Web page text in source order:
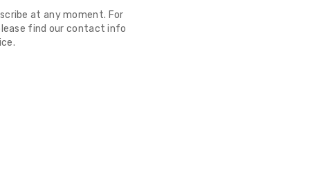
at any moment. For
find our contact info